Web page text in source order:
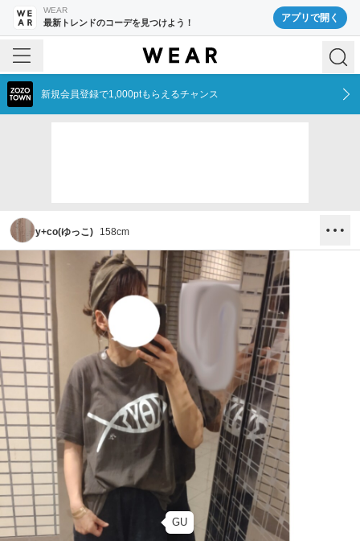
WEAR
最新トレンドのコーデを見つけよう！ アプリで開く
新規会員登録で1,000ptもらえるチャンス
y+co(ゆっこ) 158cm
GU